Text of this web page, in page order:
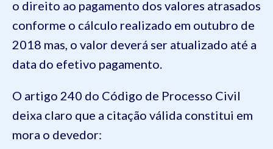
o direito ao pagamento dos valores atrasados
conforme o cálculo realizado em outubro de
2018 mas, o valor deverá ser atualizado até a
data do efetivo pagamento.
O artigo 240 do Código de Processo Civil
deixa claro que a citação válida constitui em
mora o devedor: